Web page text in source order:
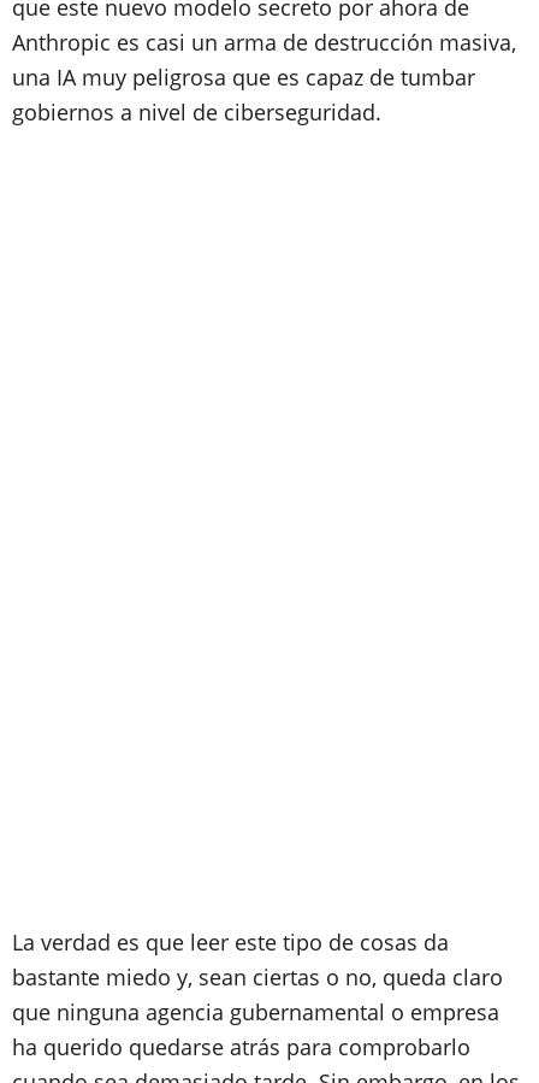
que este nuevo modelo secreto por ahora de
Anthropic es casi un arma de destrucción masiva,
una IA muy peligrosa que es capaz de tumbar
gobiernos a nivel de ciberseguridad.
La verdad es que leer este tipo de cosas da
bastante miedo y, sean ciertas o no, queda claro
que ninguna agencia gubernamental o empresa
ha querido quedarse atrás para comprobarlo